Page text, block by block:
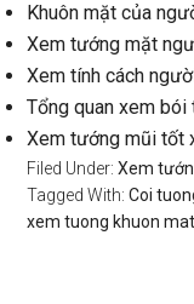
Khuôn mặt của
Xem tướng mặt
Xem tính cách
Tổng quan xem
Xem tướng mũi tốt
Filed Under:Xem
Tagged With:Coi
xem tuong khuon mat